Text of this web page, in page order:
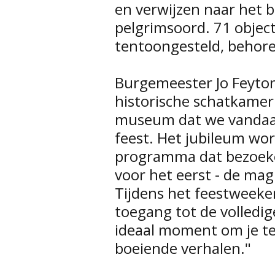
en verwijzen naar het
pelgrimsoord. 71
tentoongesteld,
Burgemeester Jo
historische
museum dat we
feest. Het jubileum
programma dat
voor het eerst - de
Tijdens het
toegang tot de
ideaal moment om je
boeiende verhalen."